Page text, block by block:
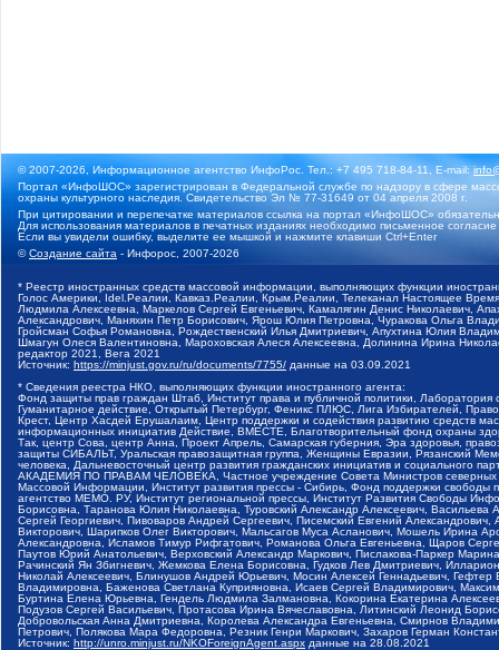
© 2007-2026, Информационное агентство ИнфоРос. Тел.: +7 495 718-84-11, E-mail:
Портал «ИнфоШОС» зарегистрирован в Федеральной службе по надзору в сфере
охраны культурного наследия. Свидетельство Эл № 77-31649 от 04 апреля 2008 г.
При цитировании и перепечатке материалов ссылка на портал «ИнфоШОС»
Для использования материалов в печатных изданиях необходимо письменное
Если вы увидели ошибку, выделите ее мышкой и нажмите клавиши Ctrl+Enter
©Создание сайта - Инфорос, 2007-2026
* Реестр иностранных средств массовой информации, выполняющих функции
Голос Америки, Idel.Реалии, Кавказ.Реалии, Крым.Реалии, Телеканал Настоящее
Людмила Алексеевна, Маркелов Сергей Евгеньевич, Камалягин Денис Николаевич,
Александрович, Маняхин Петр Борисович, Ярош Юлия Петровна, Чуракова Ольга
Гройсман Софья Романовна, Рождественский Илья Дмитриевич, Апухтина Юлия
Шмагун Олеся Валентиновна, Мароховская Алеся Алексеевна, Долинина Ирина
редактор 2021, Вега 2021
Источник: https://minjust.gov.ru/ru/documents/7755/ данные на 03.09.2021
* Сведения реестра НКО, выполняющих функции иностранного агента:
Фонд защиты прав граждан Штаб, Институт права и публичной политики,
Гуманитарное действие, Открытый Петербург, Феникс ПЛЮС, Лига Избирателей,
Крест, Центр Хасдей Ерушалаим, Центр поддержки и содействия развитию средств
информационных инициатив Действие, ВМЕСТЕ, Благотворительный фонд охраны
Так, центр Сова, центр Анна, Проект Апрель, Самарская губерния, Эра здоровья,
защиты СИБАЛЬТ, Уральская правозащитная группа, Женщины Евразии, Рязанский
человека, Дальневосточный центр развития гражданских инициатив и социального
АКАДЕМИЯ ПО ПРАВАМ ЧЕЛОВЕКА, Частное учреждение Совета Министров северных
Массовой Информации, Институт развития прессы - Сибирь, Фонд поддержки
агентство МЕМО. РУ, Институт региональной прессы, Институт Развития Свободы
Борисовна, Таранова Юлия Николаевна, Туровский Александр Алексеевич,
Сергей Георгиевич, Пивоваров Андрей Сергеевич, Писемский Евгений
Викторович, Шарипков Олег Викторович, Мальсагов Муса Асланович, Мошель Ирина
Александровна, Исламов Тимур Рифгатович, Романова Ольга Евгеньевна, Щаров
Паутов Юрий Анатольевич, Верховский Александр Маркович, Пислакова-Паркер
Рачинский Ян Збигневич, Жемкова Елена Борисовна, Гудков Лев Дмитриевич,
Николай Алексеевич, Блинушов Андрей Юрьевич, Мосин Алексей Геннадьевич,
Владимировна, Баженова Светлана Куприяновна, Исаев Сергей Владимирович,
Буртина Елена Юрьевна, Гендель Людмила Залмановна, Кокорина Екатерина
Подузов Сергей Васильевич, Протасова Ирина Вячеславовна, Литинский Леонид
Добровольская Анна Дмитриевна, Королева Александра Евгеньевна, Смирнов
Петрович, Полякова Мара Федоровна, Резник Генри Маркович, Захаров Герман
Источник: http://unro.minjust.ru/NKOForeignAgent.aspx данные на 28.08.2021